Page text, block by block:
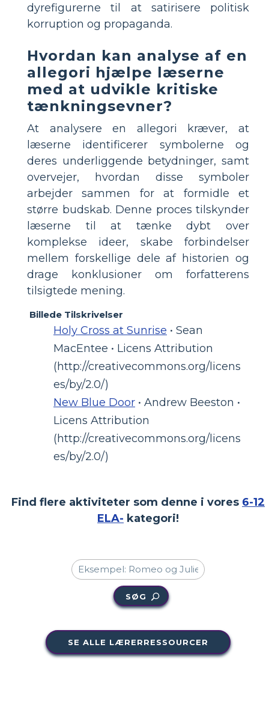
dyrefigurerne til at satirisere politisk
korruption og propaganda.
Hvordan kan analyse af en
allegori hjælpe læserne
med at udvikle kritiske
tænkningsevner?
At analysere en allegori kræver, at
læserne identificerer symbolerne og
deres underliggende betydninger, samt
overvejer, hvordan disse symboler
arbejder sammen for at formidle et
større budskab. Denne proces tilskynder
læserne til at tænke dybt over
komplekse ideer, skabe forbindelser
mellem forskellige dele af historien og
drage konklusioner om forfatterens
tilsigtede mening.
Billede Tilskrivelser
Holy Cross at Sunrise • Sean
MacEntee • Licens Attribution
(http://creativecommons.org/licens
es/by/2.0/)
New Blue Door • Andrew Beeston •
Licens Attribution
(http://creativecommons.org/licens
es/by/2.0/)
Find flere aktiviteter som denne i vores 6-12
ELA- kategori!
SØG
SE ALLE LÆRERRESSOURCER